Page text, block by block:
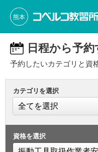
熊本
日程から予約
予約したいカテゴリと資
カテゴリを選択
資格を選択